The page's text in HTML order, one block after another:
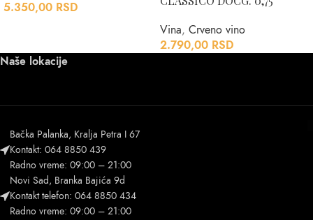
5.350,00 RSD
Vina, Crveno vino
2.790,00 RSD
Naše lokacije
Bačka Palanka, Kralja Petra I 67
Kontakt: 064 8850 439
Radno vreme: 09:00 – 21:00
Novi Sad, Branka Bajića 9d
Kontakt telefon: 064 8850 434
Radno vreme: 09:00 – 21:00